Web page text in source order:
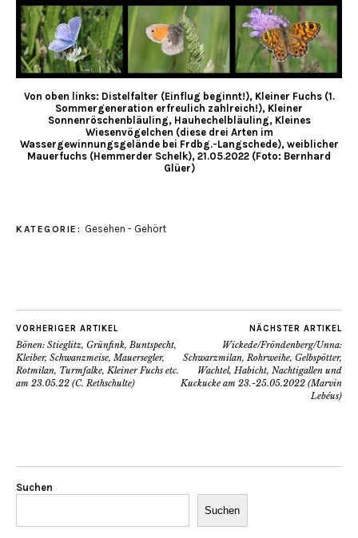
Von oben links: Distelfalter (Einflug beginnt!), Kleiner Fuchs (1.
Sommergeneration erfreulich zahlreich!), Kleiner
Sonnenröschenbläuling, Hauhechelbläuling, Kleines
Wiesenvögelchen (diese drei Arten im
Wassergewinnungsgelände bei Frdbg.-Langschede), weiblicher
Mauerfuchs (Hemmerder Schelk), 21.05.2022 (Foto: Bernhard
Glüer)
KATEGORIE: Gesehen - Gehört
VORHERIGER ARTIKEL
Bönen: Stieglitz, Grünfink, Buntspecht,
Kleiber, Schwanzmeise, Mauersegler,
Rotmilan, Turmfalke, Kleiner Fuchs etc.
am 23.05.22 (C. Rethschulte)
NÄCHSTER ARTIKEL
Wickede/Fröndenberg/Unna:
Schwarzmilan, Rohrweihe, Gelbspötter,
Wachtel, Habicht, Nachtigallen und
Kuckucke am 23.-25.05.2022 (Marvin
Lebéus)
Suchen
Suchen